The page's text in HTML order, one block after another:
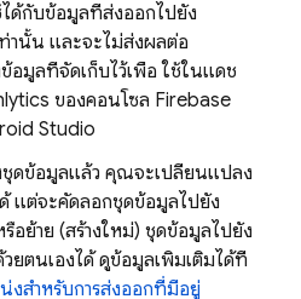
ด้กับข้อมูลที่ส่งออกไปยัง
านั้น และจะไม่ส่งผลต่อ
อมูลที่จัดเก็บไว้เพื่อ ใช้ในแดช
ของคอนโซล Firebase
Studio
ชุดข้อมูลแล้ว คุณจะเปลี่ยนแปลง
แต่จะคัดลอกชุดข้อมูลไปยัง
อย้าย (สร้างใหม่) ชุดข้อมูลไปยัง
ยตนเองได้ ดูข้อมูลเพิ่มเติมได้ที่
งสำหรับการส่งออกที่มีอยู่